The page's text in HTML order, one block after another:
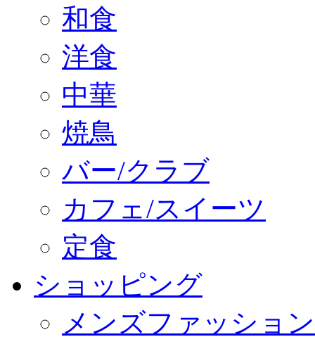
和食
洋食
中華
焼鳥
バー/クラブ
カフェ/スイーツ
定食
ショッピング
メンズファッション